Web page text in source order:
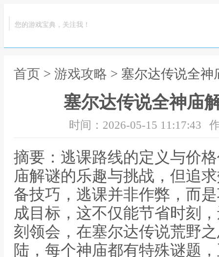
您的游戏宝典，关注我！
首页 > 游戏攻略 > 塞尔达传说全
塞尔达传说全神庙
时间：2026-05-15 11:17:43
摘要：逃课路线的定义与价
庙解谜的乐趣与挑战，但追
备技巧，逃课并非作弊，而
成目标，这不仅能节省时刻
刻领会，在塞尔达传说荒野
陆，每个神庙都有特殊谜题